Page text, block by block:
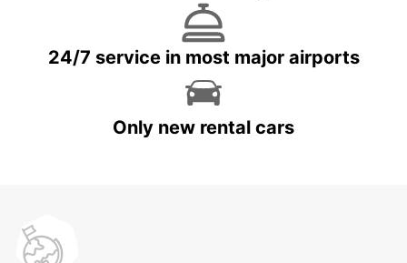
24/7 service in most major airports
Only new rental cars